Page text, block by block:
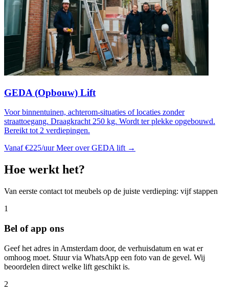
GEDA (Opbouw) Lift
Voor binnentuinen, achterom-situaties of locaties zonder
straattoegang. Draagkracht 250 kg. Wordt ter plekke opgebouwd.
Bereikt tot 2 verdiepingen.
Vanaf €225/uur Meer over GEDA lift →
Hoe werkt het?
Van eerste contact tot meubels op de juiste verdieping: vijf stappen
1
Bel of app ons
Geef het adres in Amsterdam door, de verhuisdatum en wat er
omhoog moet. Stuur via WhatsApp een foto van de gevel. Wij
beoordelen direct welke lift geschikt is.
2